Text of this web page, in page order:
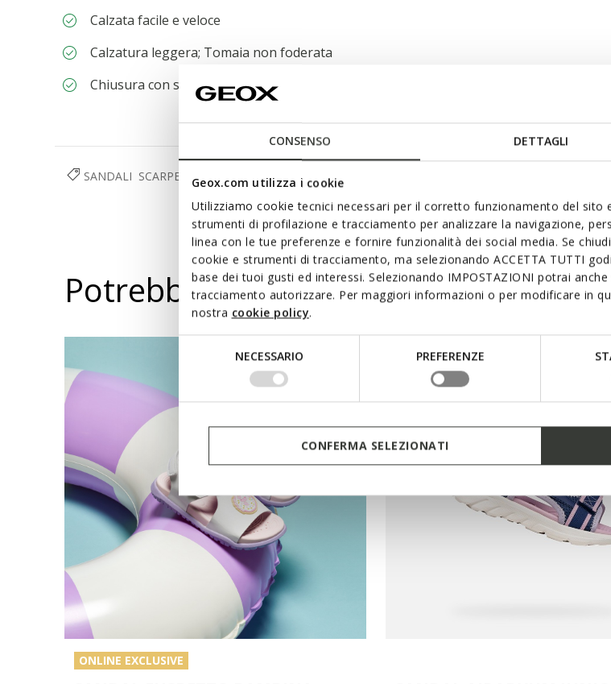
CONSENSO DETTAGLI
Geox.com utilizza i cookie
Utilizziamo cookie tecnici necessari per il corretto funzionamento del
strumenti di profilazione e tracciamento per analizzare la navigazione,
linea con le tue preferenze e fornire funzionalità dei social media. Se
cookie e strumenti di tracciamento, ma selezionando ACCETTA TUTTI
base dei tuoi gusti ed interessi. Selezionando IMPOSTAZIONI potrai
tracciamento autorizzare. Per maggiori informazioni o per modificare in
nostra cookie policy.
NECESSARIO PREFERENZE
CONFERMA SELEZIONATI
Calzata facile e veloce
Calzatura leggera; Tomaia non foderata
Chiusura con strap
SANDALI SCARPE BAMBINA
Potrebbe piacerti anche
ONLINE EXCLUSIVE